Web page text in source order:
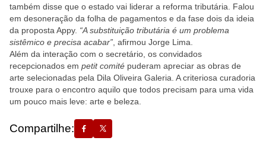
também disse que o estado vai liderar a reforma tributária. Falou
em desoneração da folha de pagamentos e da fase dois da ideia
da proposta Appy. “A substituição tributária é um problema
sistêmico e precisa acabar” , afirmou Jorge Lima.
Além da interação com o secretário, os convidados
recepcionados em petit comité puderam apreciar as obras de
arte selecionadas pela Dila Oliveira Galeria. A criteriosa curadoria
trouxe para o encontro aquilo que todos precisam para uma vida
um pouco mais leve: arte e beleza.
Compartilhe: